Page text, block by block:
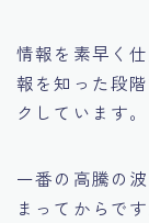
情報を素早く
報を知った段
クしています。
一番の高騰の
まってからで